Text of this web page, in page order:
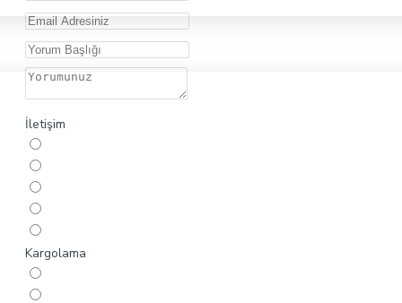
İletişim
Kargolama